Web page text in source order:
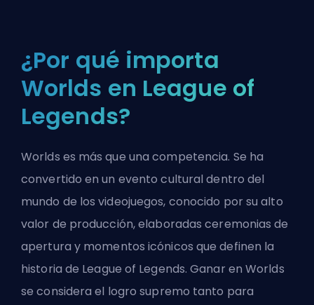
¿Por qué importa
Worlds en League of
Legends?
Worlds es más que una competencia. Se ha
convertido en un evento cultural dentro del
mundo de los videojuegos, conocido por su alto
valor de producción, elaboradas ceremonias de
apertura y momentos icónicos que definen la
historia de League of Legends. Ganar en Worlds
se considera el logro supremo tanto para